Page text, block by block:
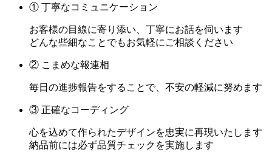
① 丁寧なコミュニケーション
お客様の目線に寄り添い、丁寧にお話を伺います
どんな些細なことでもお気軽にご相談ください
② こまめな報連相
毎日の進捗報告をすることで、不安の軽減に努めます
③ 正確なコーディング
心を込めて作られたデザインを忠実に再現いたします
納品前には必ず品質チェックを実施します